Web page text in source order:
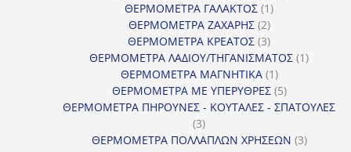
ΘΕΡΜΟΜΕΤΡΑ ΓΑΛΑΚΤΟΣ 11
προϊόν
ΘΕΡΜΟΜΕΤΡΑ ΖΑΧΑΡΗΣ 22
προϊόντα
ΘΕΡΜΟΜΕΤΡΑ ΚΡΕΑΤΟΣ 33
προϊόντα
ΘΕΡΜΟΜΕΤΡΑ ΛΑΔΙΟΥ/ΤΗΓΑΝΙΣΜΑΤΟΣ 11
ΘΕΡΜΟΜΕΤΡΑ ΜΑΓΝΗΤΙΚΑ 11
προϊόν
ΘΕΡΜΟΜΕΤΡΑ ΜΕ ΥΠΕΡΥΘΡΕΣ 55
προϊόντα
ΘΕΡΜΟΜΕΤΡΑ ΠΗΡΟΥΝΕΣ - ΚΟΥΤΑΛΕΣ - ΣΠΑΤΟΥΛΕΣ
33
προϊόντα
ΘΕΡΜΟΜΕΤΡΑ ΠΟΛΛΑΠΛΩΝ ΧΡΗΣΕΩΝ 33